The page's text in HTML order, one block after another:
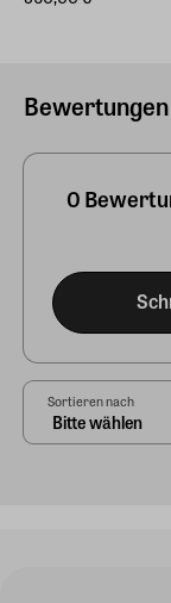
0
Sortieren nach